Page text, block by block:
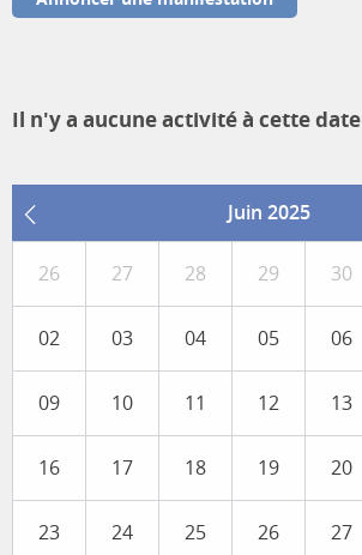
Il n'y a aucune activité à cette date
Juin 2025
26 27 28 29 30
02 03 04 05 06
09 10 11 12 13
16 17 18 19 20
23 24 25 26 27